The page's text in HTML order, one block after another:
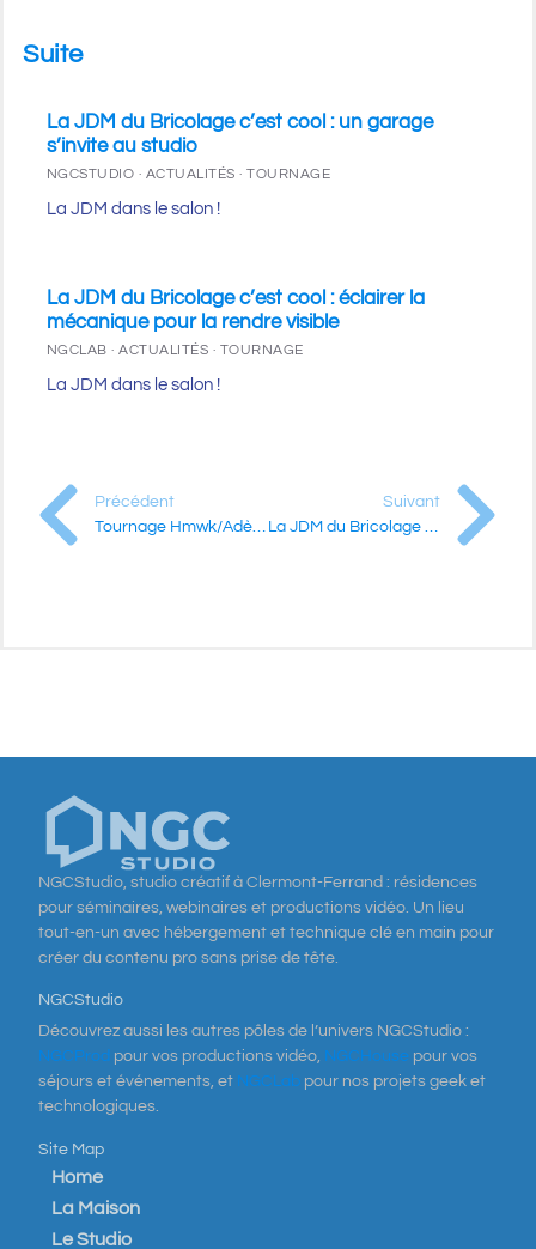
Suite
La JDM du Bricolage c’est cool : un garage
s’invite au studio
NGCSTUDIO · ACTUALITÉS · TOURNAGE
La JDM dans le salon !
La JDM du Bricolage c’est cool : éclairer la
mécanique pour la rendre visible
NGCLAB · ACTUALITÉS · TOURNAGE
La JDM dans le salon !
Précédent
Suivant
NGCStudio, studio créatif à Clermont-Ferrand : résidences
pour séminaires, webinaires et productions vidéo. Un lieu
tout-en-un avec hébergement et technique clé en main pour
créer du contenu pro sans prise de tête.
NGCStudio
Découvrez aussi les autres pôles de l’univers NGCStudio :
NGCProd pour vos productions vidéo, NGCHouse pour vos
séjours et événements, et NGCLab pour nos projets geek et
technologiques.
Site Map
Home
La Maison
Le Studio